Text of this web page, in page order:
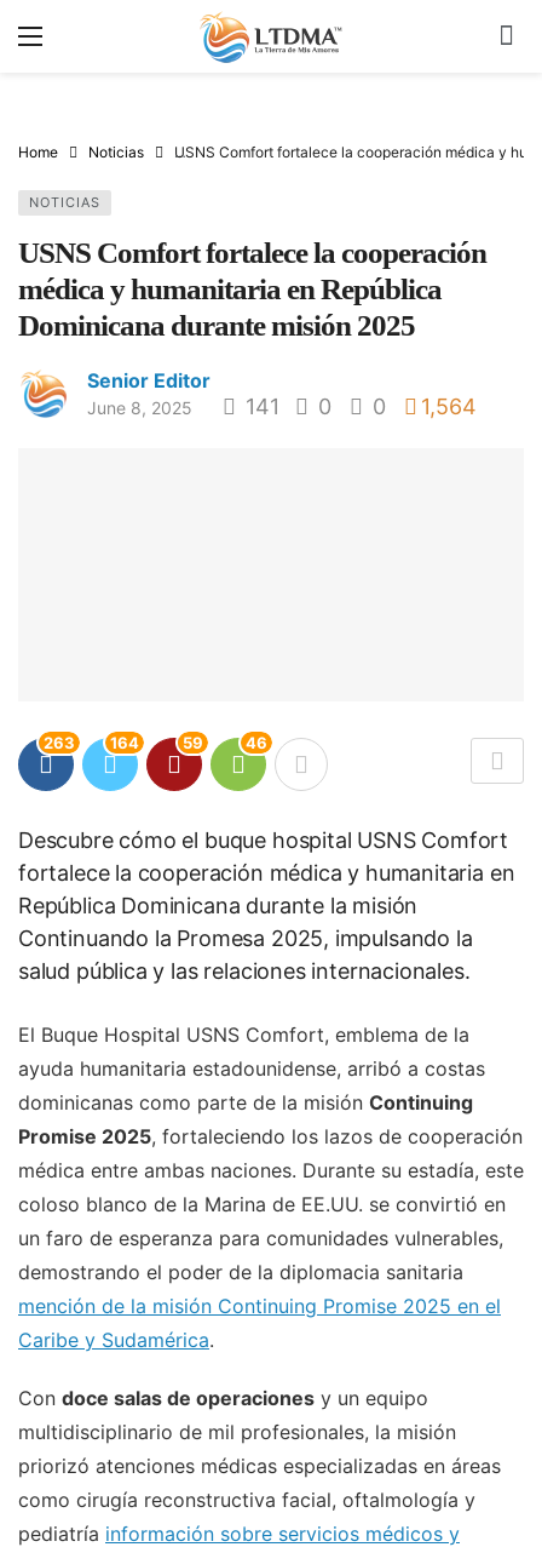
Home Noticias USNS Comfort fortalece la cooperación médica y
NOTICIAS
USNS Comfort fortalece la cooperación
médica y humanitaria en República
Dominicana durante misión 2025
Senior Editor
June 8, 2025 141 0 0 1,564
263 164 59 46
Descubre cómo el buque hospital USNS Comfort
fortalece la cooperación médica y humanitaria en
República Dominicana durante la misión
Continuando la Promesa 2025, impulsando la
salud pública y las relaciones internacionales.
El Buque Hospital USNS Comfort, emblema de la
ayuda humanitaria estadounidense, arribó a costas
dominicanas como parte de la misión Continuing
Promise 2025, fortaleciendo los lazos de cooperación
médica entre ambas naciones. Durante su estadía, este
coloso blanco de la Marina de EE.UU. se convirtió en
un faro de esperanza para comunidades vulnerables,
demostrando el poder de la diplomacia sanitaria
mención de la misión Continuing Promise 2025 en el
Caribe y Sudamérica.
Con doce salas de operaciones y un equipo
multidisciplinario de mil profesionales, la misión
priorizó atenciones médicas especializadas en áreas
como cirugía reconstructiva facial, oftalmología y
pediatría información sobre servicios médicos y